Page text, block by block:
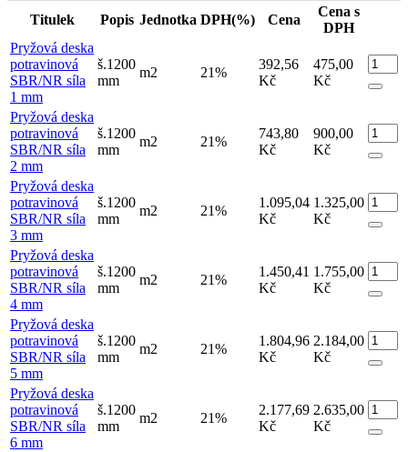
Titulek
Popis Jednotka DPH(%) Cena
Cena s
DPH
Pryžová deska
potravinová
SBR/NR síla
1 mm
š.1200
mm
m2 21%
392,56
Kč
475,00
Kč
Pryžová deska
potravinová
SBR/NR síla
2 mm
š.1200
mm
m2 21%
743,80
Kč
900,00
Kč
Pryžová deska
potravinová
SBR/NR síla
3 mm
š.1200
mm
m2 21%
1.095,04
Kč
1.325,00
Kč
Pryžová deska
potravinová
SBR/NR síla
4 mm
š.1200
mm
m2 21%
1.450,41
Kč
1.755,00
Kč
Pryžová deska
potravinová
SBR/NR síla
5 mm
š.1200
mm
m2 21%
1.804,96
Kč
2.184,00
Kč
Pryžová deska
potravinová
SBR/NR síla
6 mm
š.1200
mm
m2 21%
2.177,69
Kč
2.635,00
Kč